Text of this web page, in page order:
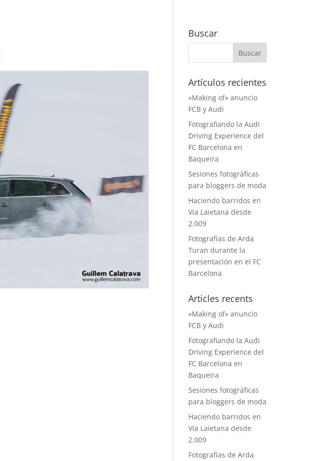
Buscar
Artículos recientes
«Making of» anuncio
FCB y Audi
Fotografiando la Audi
Driving Experience del
FC Barcelona en
Baqueira
Sesiones fotográficas
para bloggers de moda
Haciendo barridos en
Via Laietana desde
2.009
Fotografías de Arda
Turan durante la
presentación en el FC
Barcelona
Articles recents
«Making of» anuncio
FCB y Audi
Fotografiando la Audi
Driving Experience del
FC Barcelona en
Baqueira
Sesiones fotográficas
para bloggers de moda
Haciendo barridos en
Via Laietana desde
2.009
Fotografías de Arda